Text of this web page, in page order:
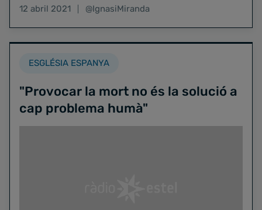
12 abril 2021
@IgnasiMiranda
ESGLÉSIA ESPANYA
"Provocar la mort no és la solució a
cap problema humà"